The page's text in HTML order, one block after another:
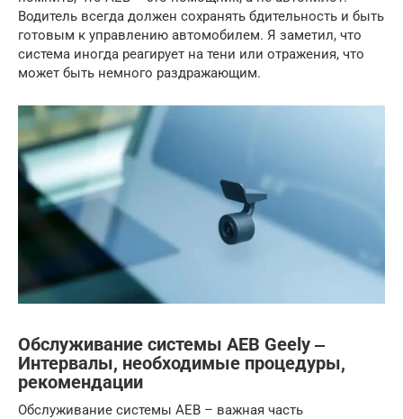
Водитель всегда должен сохранять бдительность и быть
готовым к управлению автомобилем. Я заметил, что
система иногда реагирует на тени или отражения, что
может быть немного раздражающим.
Обслуживание системы AEB Geely ‒
Интервалы, необходимые процедуры,
рекомендации
Обслуживание системы AEB – важная часть